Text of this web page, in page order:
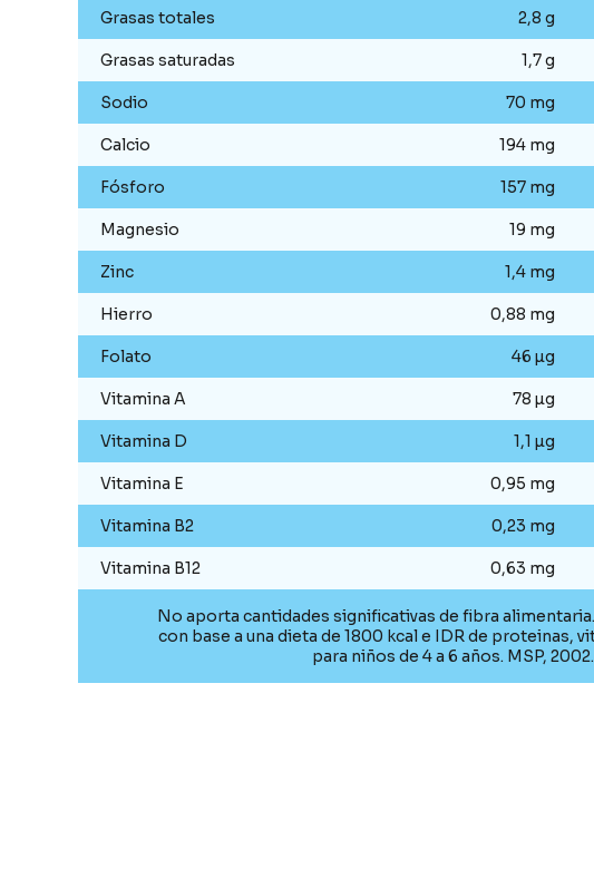
Grasas totales 2,8 g
Grasas saturadas 1,7 g
Sodio 70 mg
Calcio 194 mg
Fósforo 157 mg
Magnesio 19 mg
Zinc 1,4 mg
Hierro 0,88 mg
Folato 46 µg
Vitamina A 78 µg
Vitamina D 1,1 µg
Vitamina E 0,95 mg
Vitamina B2 0,23 mg
Vitamina B12 0,63 mg
No aporta cantidades significativas de fibra
con base a una dieta de 1800 kcal e IDR de proteinas,
para niños de 4 a 6 años. MSP, 2002.